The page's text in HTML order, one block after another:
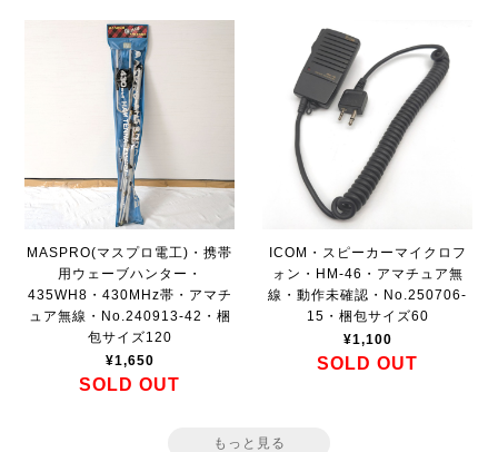
MASPRO(マスプロ電工)・携帯
用ウェーブハンター・
435WH8・430MHz帯・アマチ
ュア無線・No.240913-42・梱
包サイズ120
¥1,650
SOLD OUT
ICOM・スピーカーマイクロフ
ォン・HM-46・アマチュア無
線・動作未確認・No.250706-
15・梱包サイズ60
¥1,100
SOLD OUT
もっと見る